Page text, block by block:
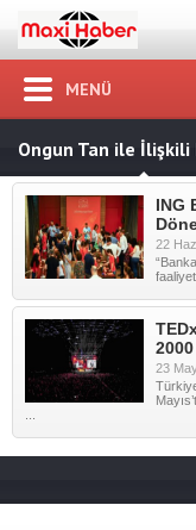
MENÜ
Ongun Tan ile
ING
22
23